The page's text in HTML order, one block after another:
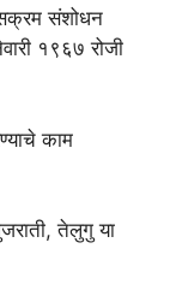
संशोधन
१९६७ रोजी
काम
तेलुगु या